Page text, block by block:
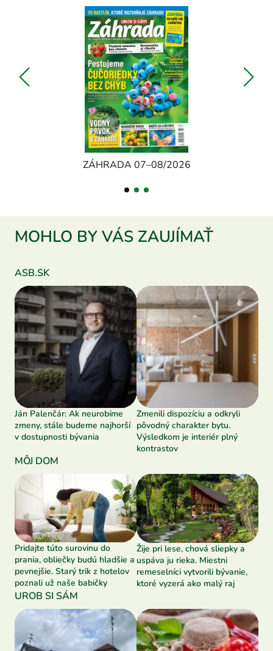
ZÁHRADA 07–08/2026
MOHLO BY VÁS ZAUJÍMAŤ
ASB.SK
Ján Palenčár: Ak neurobíme
zmeny, stále budeme najhorší
v dostupnosti bývania
Zmenili dispozíciu a odkryli
pôvodný charakter bytu.
Výsledkom je interiér plný
kontrastov
MÔJ DOM
Pridajte túto surovinu do
prania, obliečky budú hladšie a
pevnejšie. Starý trik z hotelov
poznali už naše babičky
Žije pri lese, chová sliepky a
uspáva ju rieka. Miestni
remeselníci vytvorili bývanie,
ktoré vyzerá ako malý raj
UROB SI SÁM